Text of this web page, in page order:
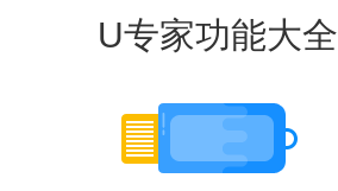
U专家功能大全